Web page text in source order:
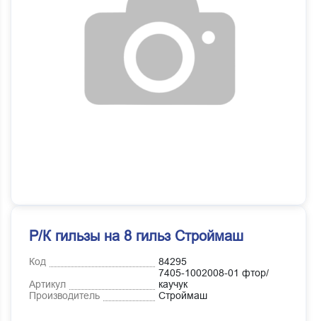
Р/К гильзы на 8 гильз Строймаш
Код
84295
Артикул
7405-1002008-01 фтор/
каучук
Производитель
Строймаш